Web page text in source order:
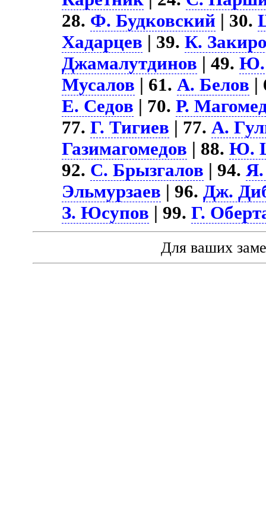
28. Ф. Будковский | 30.
Хадарцев | 39.К.
Джамалутдинов | 49.Ю.
Мусалов | 61.А. Белов |
Е. Седов | 70.Р.
77.Г. Тигиев | 77.А.
Газимагомедов | 88.Ю.
92. С. Брызгалов | 94.
Эльмурзаев | 96.Дж.
З. Юсупов | 99.Г.
Для ваших